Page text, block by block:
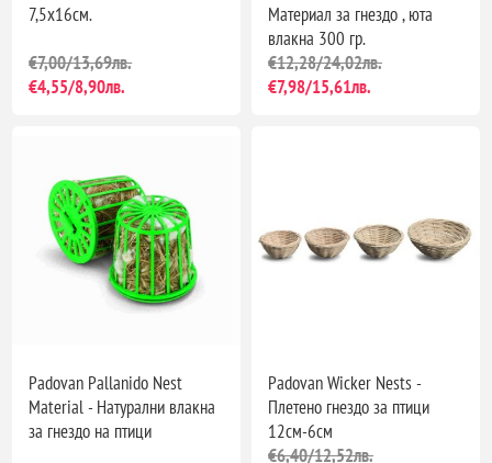
7,5х16см.
€7,00/13,69лв.
€4,55/8,90лв.
Материал за гнездо , юта
влакна 300 гр.
€12,28/24,02лв.
€7,98/15,61лв.
Padovan Pallanido Nest
Material - Натурални влакна
за гнездо на птици
Padovan Wicker Nests -
Плетено гнездо за птици
12см-6см
€6,40/12,52лв.